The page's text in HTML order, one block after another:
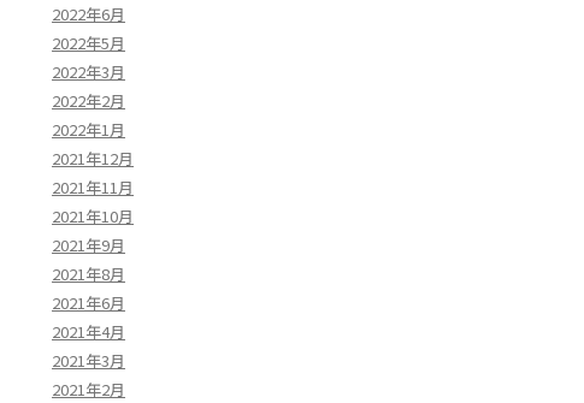
2022年6月
2022年5月
2022年3月
2022年2月
2022年1月
2021年12月
2021年11月
2021年10月
2021年9月
2021年8月
2021年6月
2021年4月
2021年3月
2021年2月